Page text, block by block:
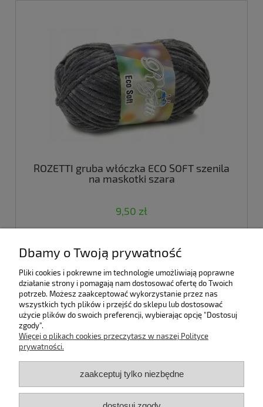
ROZETTI gruba włóczka ECO SOFT szenila
na maskotki szara
9,50 zł
Pomoc
Bestsellery
Informacje
Dbamy o Twoją prywatność
Pliki cookies i pokrewne im technologie umożliwiają poprawne
działanie strony i pomagają nam dostosować ofertę do Twoich
potrzeb. Możesz zaakceptować wykorzystanie przez nas
wszystkich tych plików i przejść do sklepu lub dostosować
użycie plików do swoich preferencji, wybierając opcję "Dostosuj
zgody".
Więcej o plikach cookies przeczytasz w naszej Polityce
prywatności.
zaakceptuj tylko niezbędne